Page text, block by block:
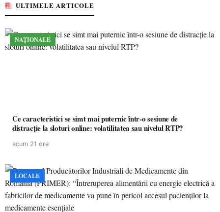
ULTIMELE ARTICOLE
NAȚIONALE
Ce caracteristici se simt mai puternic într-o sesiune de
distracție la sloturi online: volatilitatea sau nivelul RTP?
acum 21 ore
LOCALE